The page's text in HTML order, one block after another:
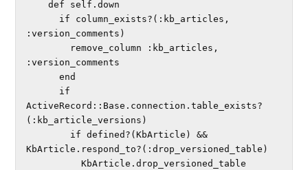
    def self.down
:version_comments)
:version_comments
      end
ActiveRecord::Base.connection.table_exists?
(:kb_article_versions)
KbArticle.respond_to?(:drop_versioned_table)
          KbArticle.drop_versioned_table